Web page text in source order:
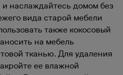
и наслаждайтесь домом без
вида старой мебели
также кокосовый
на мебель
тканью. Для удаления
ее влажной